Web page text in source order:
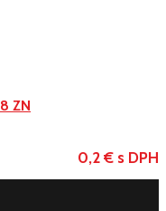
0,2 € s DPH